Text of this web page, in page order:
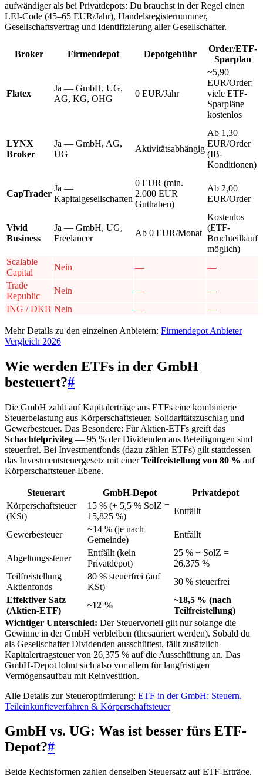
aufwändiger als bei Privatdepots: Du brauchst in der Regel einen
LEI-Code (45–65 EUR/Jahr), Handelsregisternummer,
Gesellschaftsvertrag und Identifizierung aller Gesellschafter.
Broker Firmendepot Depotgebühr
Order/ETF-
Sparplan
Flatex
Ja — GmbH, UG,
AG, KG, OHG
0 EUR/Jahr
~5,90
EUR/Order;
viele ETF-
Sparpläne
kostenlos
LYNX
Broker
Ja — GmbH, AG,
UG
Aktivitätsabhängig
Ab 1,30
EUR/Order
(IB-
Konditionen)
CapTrader
Ja —
Kapitalgesellschaften
0 EUR (min.
2.000 EUR
Guthaben)
Ab 2,00
EUR/Order
Vivid
Business
Ja — GmbH, UG,
Freelancer
Ab 0 EUR/Monat
Kostenlos
(ETF-
Bruchteilkauf
möglich)
Scalable
Capital
Nein — —
Trade
Republic
Nein — —
ING / DKB Nein — —
Mehr Details zu den einzelnen Anbietern: Firmendepot Anbieter
Vergleich 2026
Wie werden ETFs in der GmbH
besteuert?#
Die GmbH zahlt auf Kapitalerträge aus ETFs eine kombinierte
Steuerbelastung aus Körperschaftsteuer, Solidaritätszuschlag und
Gewerbesteuer. Das Besondere: Für Aktien-ETFs greift das
Schachtelprivileg — 95 % der Dividenden aus Beteiligungen sind
steuerfrei. Bei Investmentfonds (dazu zählen ETFs) gilt stattdessen
das Investmentsteuergesetz mit einerTeilfreistellung von 80 % auf
Körperschaftsteuer-Ebene.
Steuerart GmbH-Depot
Privatdepot
Körperschaftsteuer
(KSt)
15 % (+ 5,5 % SolZ =
15,825 %)
Entfällt
Gewerbesteuer
~14 % (je nach
Gemeinde)
Entfällt
Abgeltungssteuer
Entfällt (kein
Privatdepot)
25 % + SolZ =
26,375 %
Teilfreistellung
Aktienfonds
80 % steuerfrei (auf
KSt)
30 % steuerfrei
Effektiver Satz
(Aktien-ETF)
~12 %
~18,5 % (nach
Teilfreistellung)
Wichtiger Unterschied: Der Steuervorteil gilt nur solange die
Gewinne in der GmbH verbleiben (thesauriert werden). Sobald du
als Gesellschafter Dividenden ausschüttest, fällt zusätzlich
Kapitalertragsteuer von 26,375 % auf die Ausschüttung an. Das
GmbH-Depot lohnt sich also vor allem für langfristigen
Vermögensaufbau mit Reinvestition.
Alle Details zur Steueroptimierung: ETF in der GmbH: Steuern,
Teileinkünfteverfahren & Körperschaftsteuer
GmbH vs. UG: Was ist besser fürs ETF-
Depot?#
Beide Rechtsformen zahlen denselben Steuersatz auf ETF-Erträge.